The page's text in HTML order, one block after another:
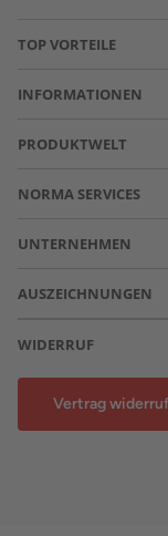
TOP VORTEILE
INFORMATIONEN
PRODUKTWELT
NORMA SERVICES
UNTERNEHMEN
AUSZEICHNUNGEN
WIDERRUF
Vertrag